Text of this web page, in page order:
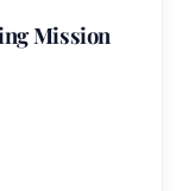
Mission